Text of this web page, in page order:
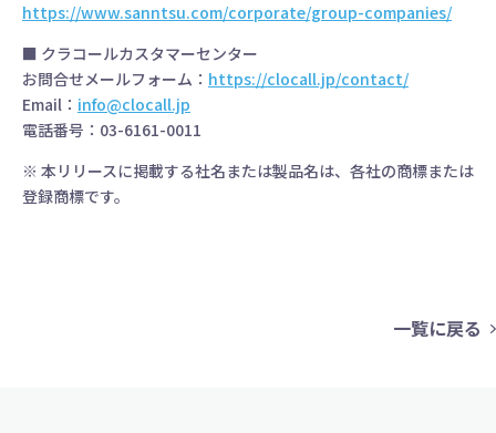
https://www.sanntsu.com/corporate/group-companies/
■ クラコールカスタマーセンター
お問合せメールフォーム： https://clocall.jp/contact/
Email： info@clocall.jp
電話番号：03-6161-0011
※ 本リリースに掲載する社名または製品名は、各社の商標または
登録商標です。
一覧に戻る